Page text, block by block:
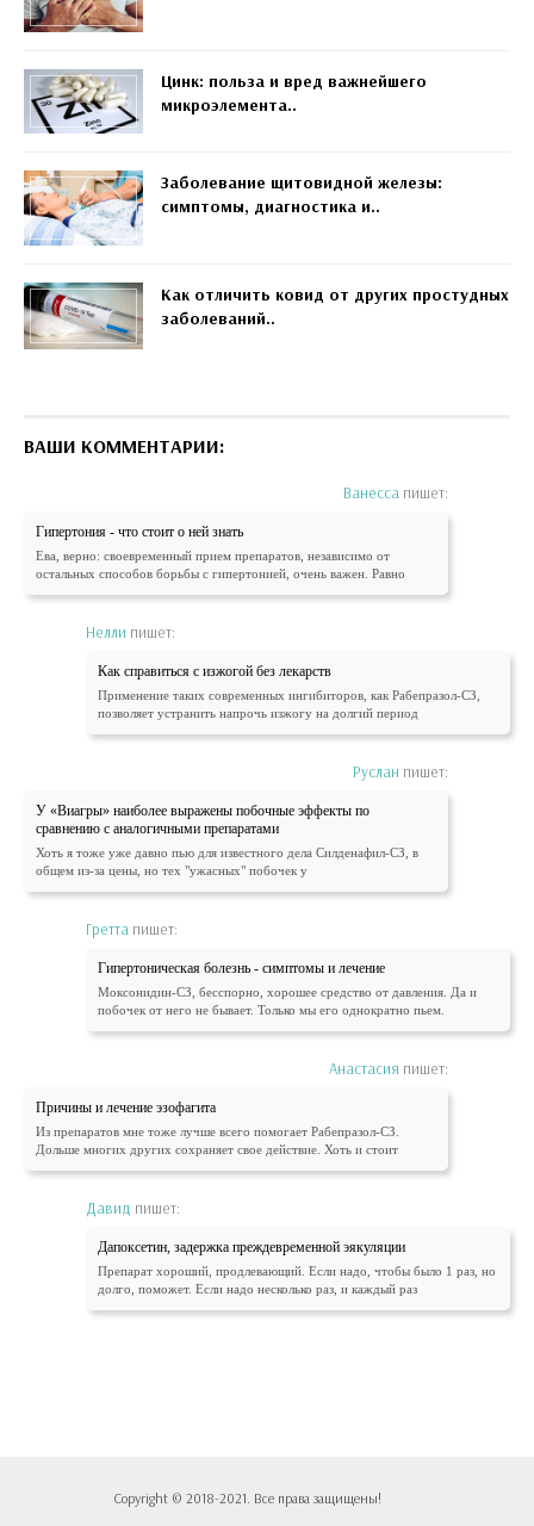
Цинк: польза и вред важнейшего
микроэлемента..
Заболевание щитовидной железы:
симптомы, диагностика и..
Как отличить ковид от других простудных
заболеваний..
ВАШИ КОММЕНТАРИИ:
Ванесса пишет:
Гипертония - что стоит о ней знать
Ева, верно: своевременный прием препаратов, независимо от
остальных способов борьбы с гипертонией, очень важен. Равно
Нелли пишет:
Как справиться с изжогой без лекарств
Применение таких современных ингибиторов, как Рабепразол-СЗ,
позволяет устранить напрочь изжогу на долгий период
Руслан пишет:
У «Виагры» наиболее выражены побочные эффекты по
сравнению с аналогичными препаратами
Хоть я тоже уже давно пью для известного дела Силденафил-СЗ, в
общем из-за цены, но тех "ужасных" побочек у
Гретта пишет:
Гипертоническая болезнь - симптомы и лечение
Моксонидин-СЗ, бесспорно, хорошее средство от давления. Да и
побочек от него не бывает. Только мы его однократно пьем.
Анастасия пишет:
Причины и лечение эзофагита
Из препаратов мне тоже лучше всего помогает Рабепразол-СЗ.
Дольше многих других сохраняет свое действие. Хоть и стоит
Давид пишет:
Дапоксетин, задержка преждевременной эякуляции
Препарат хороший, продлевающий. Если надо, чтобы было 1 раз, но
долго, поможет. Если надо несколько раз, и каждый раз
Copyright © 2018-2021. Все права защищены!